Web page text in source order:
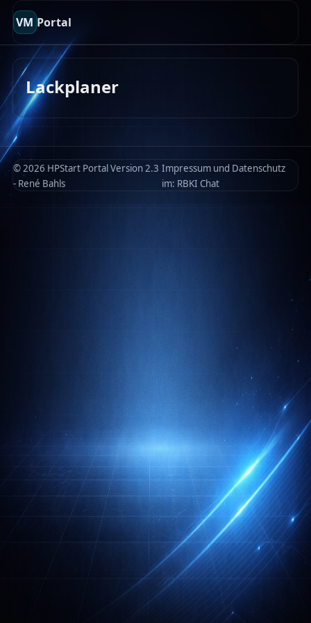
VM Portal
Lackplaner
© 2026 HPStart Portal Version 2.3
- René Bahls
Impressum und Datenschutz
im: RBKI Chat